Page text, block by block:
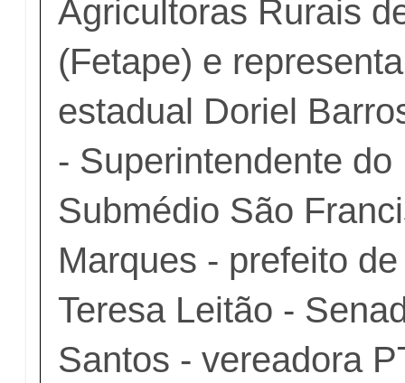
Agricultoras Rurais
(Fetape) e
estadual Doriel
- Superintendente do
Submédio São
Marques - prefeito
Teresa Leitão -
Santos - vereadora